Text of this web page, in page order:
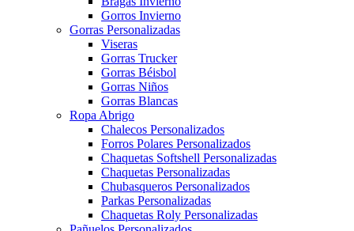
Gorros Invierno
Gorras Personalizadas
Viseras
Gorras Trucker
Gorras Béisbol
Gorras Niños
Gorras Blancas
Ropa Abrigo
Chalecos Personalizados
Forros Polares Personalizados
Chaquetas Softshell Personalizadas
Chaquetas Personalizadas
Chubasqueros Personalizados
Parkas Personalizadas
Chaquetas Roly Personalizadas